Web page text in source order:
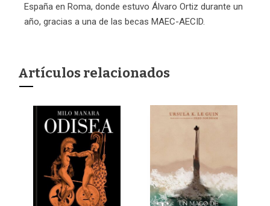
España en Roma, donde estuvo Álvaro Ortiz durante un
año, gracias a una de las becas MAEC-AECID.
Artículos relacionados